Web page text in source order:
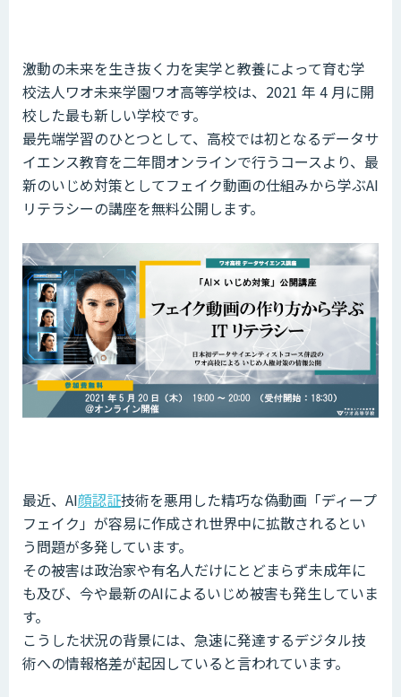
激動の未来を生き抜く力を実学と教養によって育む学
校法人ワオ未来学園ワオ高等学校は、2021 年 4 月に開
校した最も新しい学校です。
最先端学習のひとつとして、高校では初となるデータサ
イエンス教育を二年間オンラインで行うコースより、最
新のいじめ対策としてフェイク動画の仕組みから学ぶAI
リテラシーの講座を無料公開します。
最近、AI顔認証技術を悪用した精巧な偽動画「ディープ
フェイク」が容易に作成され世界中に拡散されるとい
う問題が多発しています。
その被害は政治家や有名人だけにとどまらず未成年に
も及び、今や最新のAIによるいじめ被害も発生していま
す。
こうした状況の背景には、急速に発達するデジタル技
術への情報格差が起因していると言われています。